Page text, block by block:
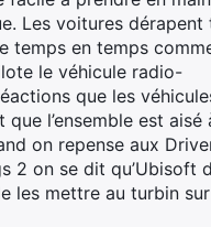
Les voitures dérapent
temps en temps
le véhicule radio-
que les
l’ensemble est aisé
on repense aux
2 on se dit qu’Ubisoft
les mettre au turbin